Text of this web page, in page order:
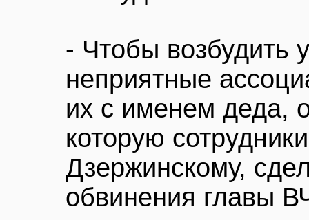
- Чтобы возбудить
неприятные
их с именем деда,
которую
Дзержинскому,
обвинения главы